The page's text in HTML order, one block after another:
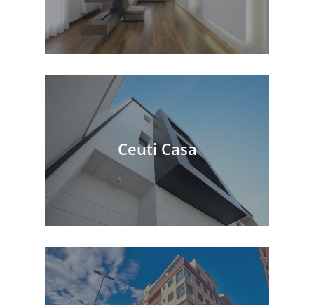
Ceuti Casa